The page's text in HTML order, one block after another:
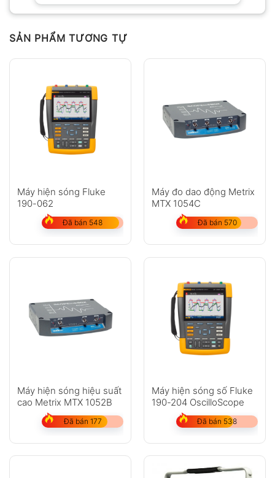
SẢN PHẨM TƯƠNG TỰ
Máy hiện sóng Fluke
190-062
Đã bán 548
Máy đo dao động Metrix
MTX 1054C
Đã bán 570
Máy hiện sóng hiệu suất
cao Metrix MTX 1052B
Đã bán 177
Máy hiện sóng số Fluke
190-204 OscilloScope
Đã bán 538